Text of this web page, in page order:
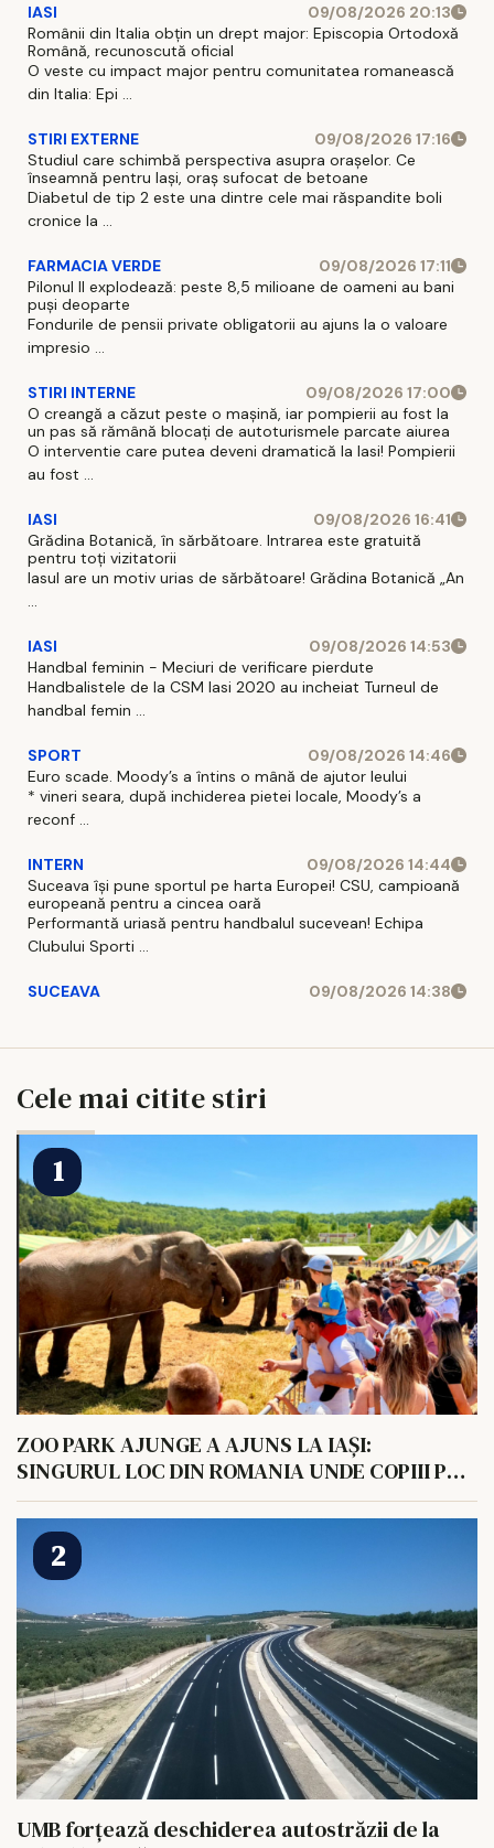
IASI
09/08/2026 20:13
Românii din Italia obțin un drept major: Episcopia Ortodoxă
Română, recunoscută oficial
O veste cu impact major pentru comunitatea romanească
din Italia: Epi ...
STIRI EXTERNE
09/08/2026 17:16
Studiul care schimbă perspectiva asupra orașelor. Ce
înseamnă pentru Iași, oraș sufocat de betoane
Diabetul de tip 2 este una dintre cele mai răspandite boli
cronice la ...
FARMACIA VERDE
09/08/2026 17:11
Pilonul II explodează: peste 8,5 milioane de oameni au bani
puși deoparte
Fondurile de pensii private obligatorii au ajuns la o valoare
impresio ...
STIRI INTERNE
09/08/2026 17:00
O creangă a căzut peste o mașină, iar pompierii au fost la
un pas să rămână blocați de autoturismele parcate aiurea
O interventie care putea deveni dramatică la Iasi! Pompierii
au fost ...
IASI
09/08/2026 16:41
Grădina Botanică, în sărbătoare. Intrarea este gratuită
pentru toți vizitatorii
Iasul are un motiv urias de sărbătoare! Grădina Botanică „An
IASI
09/08/2026 14:53
Handbal feminin - Meciuri de verificare pierdute
Handbalistele de la CSM Iasi 2020 au incheiat Turneul de
handbal femin ...
SPORT
09/08/2026 14:46
Euro scade. Moody’s a întins o mână de ajutor leului
* vineri seara, după inchiderea pietei locale, Moody’s a
reconf ...
INTERN
09/08/2026 14:44
Suceava își pune sportul pe harta Europei! CSU, campioană
europeană pentru a cincea oară
Performantă uriasă pentru handbalul sucevean! Echipa
Clubului Sporti ...
SUCEAVA 09/08/2026 14:38
Cele mai citite stiri
ZOO PARK AJUNGE A AJUNS LA IAȘI:
SINGURUL LOC DIN ROMANIA UNDE COPIII POT
HRANI UN ELEFANT
UMB forțează deschiderea autostrăzii de la